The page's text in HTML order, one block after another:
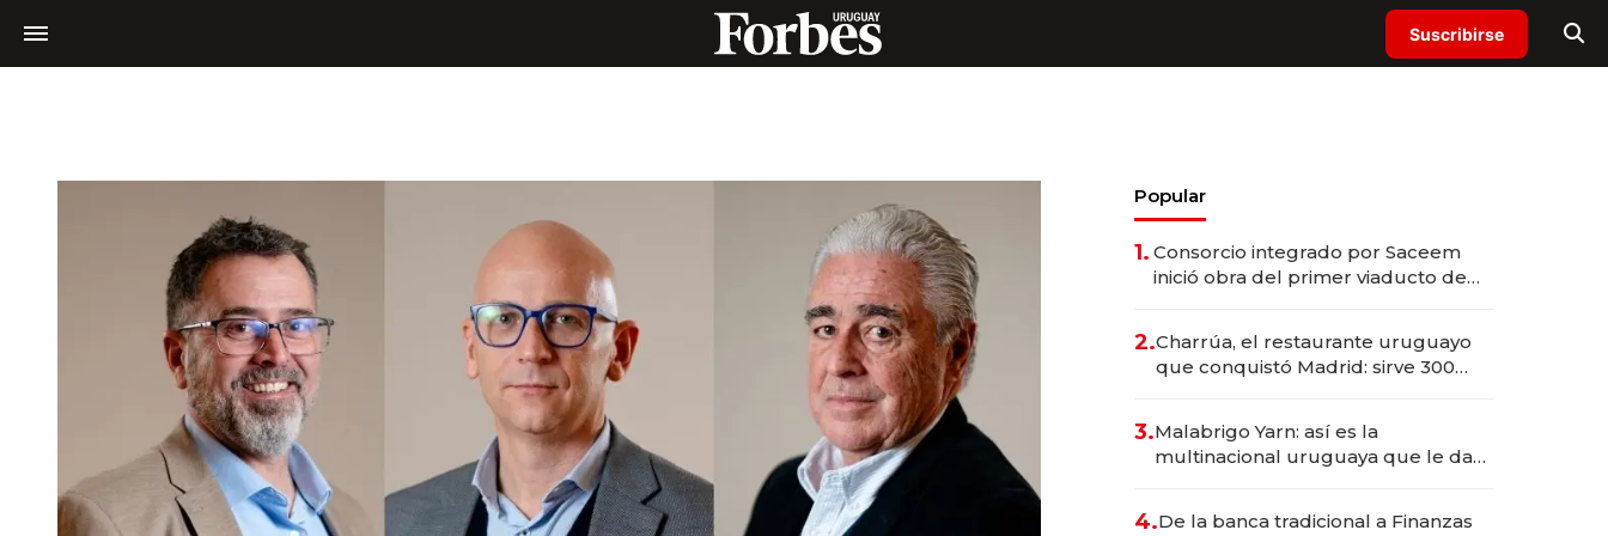
Suscribirse
Popular
1. Consorcio integrado por Saceem
inició obra del primer viaducto de
millones
2.Charrúa, el restaurante uruguayo
que conquistó Madrid: sirve 300
prepara apertura
3.Malabrigo Yarn: así es la
multinacional uruguaya que le da
4.De la banca tradicional a Finanzas